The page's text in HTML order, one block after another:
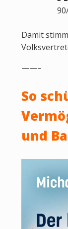
Damit
——–
So
und